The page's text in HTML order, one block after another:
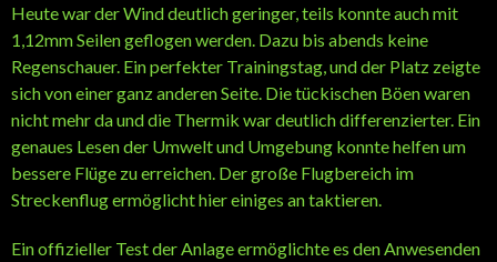
Heute war der Wind deutlich geringer, teils konnte auch mit
1,12mm Seilen geflogen werden. Dazu bis abends keine
Regenschauer. Ein perfekter Trainingstag, und der Platz zeigte
sich von einer ganz anderen Seite. Die tückischen Böen waren
nicht mehr da und die Thermik war deutlich differenzierter. Ein
genaues Lesen der Umwelt und Umgebung konnte helfen um
bessere Flüge zu erreichen. Der große Flugbereich im
Streckenflug ermöglicht hier einiges an taktieren.
Ein offizieller Test der Anlage ermöglichte es den Anwesenden